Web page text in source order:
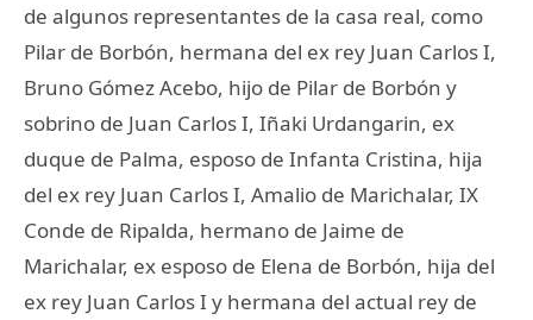
de algunos representantes de la casa real, como
Pilar de Borbón, hermana del ex rey Juan Carlos I,
Bruno Gómez Acebo, hijo de Pilar de Borbón y
sobrino de Juan Carlos I, Iñaki Urdangarin, ex
duque de Palma, esposo de Infanta Cristina, hija
del ex rey Juan Carlos I, Amalio de Marichalar, IX
Conde de Ripalda, hermano de Jaime de
Marichalar, ex esposo de Elena de Borbón, hija del
ex rey Juan Carlos I y hermana del actual rey de